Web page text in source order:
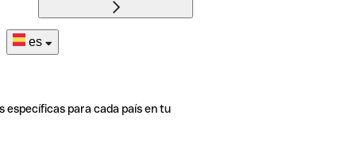
es
específicas para cada país en tu